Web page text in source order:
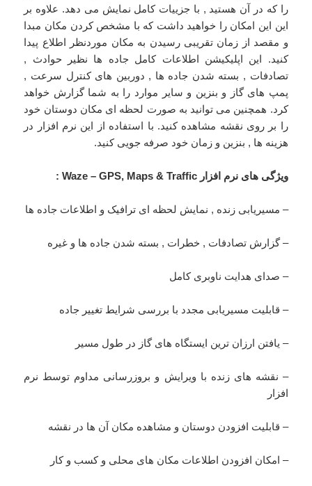
را که در آن هستید , با جزییات کامل نمایش می دهد. علاوه بر
این این امکان را خواهید داشت که با مشخص کردن مکان مبدا
و مقصد از زمان تقریبی رسیدن به مکان موردنظر اطلاع پیدا
کنید. این اپلیکیشن اطلاعات کامل جاده ها نظیر حوادث ,
تصادفات , بسته شدن جاده ها , دوربین های کنترل سرعت ,
پمپ های گاز و بنزین و سایر موارد را به شما گزارش خواهد
کرد. همچنین می توانید به صورت لحظه ای مکان دوستان خود
را بر روی نقشه مشاهده کنید. با استفاده از این نرم افزار در
هزینه ها , بنزین و زمان خود صرفه جویی کنید.
ویژگی های نرم افزار Waze – GPS, Maps & Traffic :
– مسیریابی زنده , نمایش لحظه ای ترافیک و اطلاعات جاده ها
– گزارش تصادفات , خطرات , بسته شدن جاده ها و غیره
– صدای هدایت ناوبری کامل
– قابلیت مسیریابی مجدد با بررسی شرایط تغییر جاده
– یافتن ارزان ترین ایستگاه های گاز در طول مسیر
– نقشه های زنده با ویرایش و بروزرسانی مداوم توسط نرم
افزار
– قابلیت افزودن دوستان و مشاهده مکان آن ها در نقشه
– امکان افزودن اطلاعات مکان های محلی و کسب و کار